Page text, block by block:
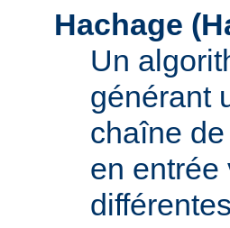
Hachage
Un
générant
chaîne
en entrée